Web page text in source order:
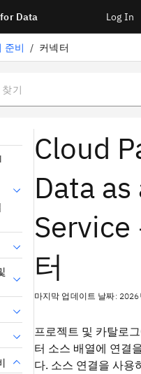
Data Log In
준비 / 커넥터
Cloud
Data as
Service
터
마지막 업데이트 날짜:
프로젝트 및 카탈로
터 소스 배열에 연결
다. 소스 연결을 사용